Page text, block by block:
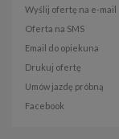
Wyślij ofertę na e-mail
Oferta na SMS
Email do opiekuna
Drukuj ofertę
Umów jazdę próbną
Facebook